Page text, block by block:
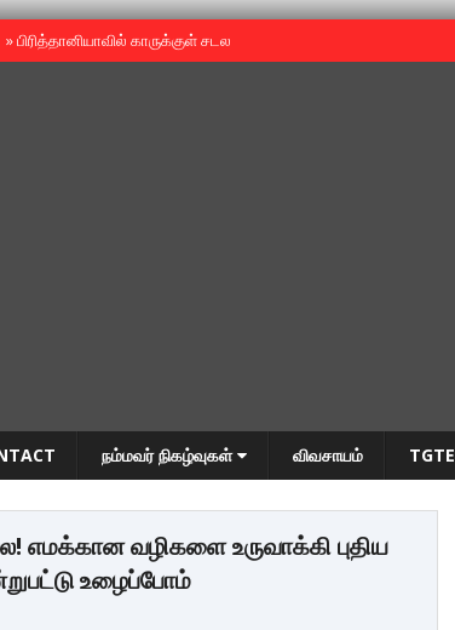
»பிரித்தானியாவில் காருக்குள் சடலம் -தமிழருடையதா ?
நம்மவர் நிகழ்வுகள் விவசாயம் TGTE
எமக்கான வழிகளை உருவாக்கி புதிய
உழைப்போம்